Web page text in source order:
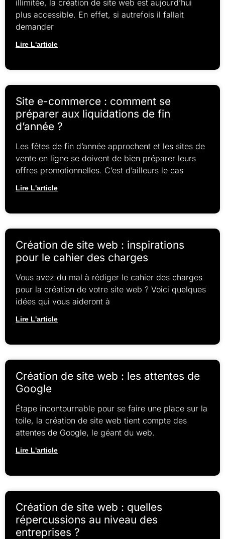
illimitée, la création de site web est aujourd’hui
plus accessible. En effet, si autrefois il fallait
demander
Lire L'article
Site e-commerce : comment se
préparer aux liquidations de fin
d’année ?
Les fêtes de fin d’année approchent et les sites de
vente en ligne se doivent de bien préparer leurs
offres promotionnelles. C’est d’ailleurs le cas
Lire L'article
Création de site web : inspirations
pour le cahier des charges
Vous avez du mal à rédiger le cahier des charges
pour la création de votre site web ? Voici quelques
idées qui vous aideront à
Lire L'article
Création de site web : les attentes de
Google
Étape incontournable pour se faire une place sur la
toile, la création de site web tient compte des
attentes de Google, le géant du web.
Lire L'article
Création de site web : quelles
répercussions au niveau des
entreprises ?